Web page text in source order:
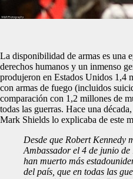
La disponibilidad de armas es una
derechos humanos y un inmenso
produjeron en Estados Unidos 1,4
con armas de fuego (incluidos
comparación con 1,2 millones de
todas las guerras. Hace una
Mark Shields lo explicaba de este
Desde que Robert Kennedy
Ambassador el 4 de junio
han muerto más
del país, que en todas las